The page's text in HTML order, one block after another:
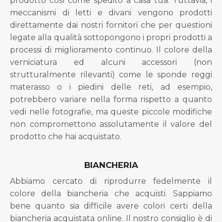
meccanismi di letti e divani vengono prodotti
direttamente dai nostri fornitori che per questioni
legate alla qualità sottopongono i propri prodotti a
processi di miglioramento continuo. Il colore della
verniciatura ed alcuni accessori (non
strutturalmente rilevanti) come le sponde reggi
materasso o i piedini delle reti, ad esempio,
potrebbero variare nella forma rispetto a quanto
vedi nelle fotografie, ma queste piccole modifiche
non compromettono assolutamente il valore del
prodotto che hai acquistato.
BIANCHERIA
Abbiamo cercato di riprodurre fedelmente il
colore della biancheria che acquisti. Sappiamo
bene quanto sia difficile avere colori certi della
biancheria acquistata online. Il nostro consiglio è di